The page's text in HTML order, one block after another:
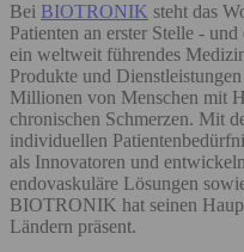
Bei BIOTRONIK steht das
Patienten an erster Stelle -
ein weltweit führendes
Produkte und
Millionen von Menschen mit
chronischen Schmerzen. Mit
individuellen
als Innovatoren und
endovaskuläre Lösungen
BIOTRONIK hat seinen
Ländern präsent.